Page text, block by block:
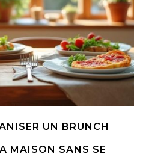
UN BRUNCH
MAISON SANS SE